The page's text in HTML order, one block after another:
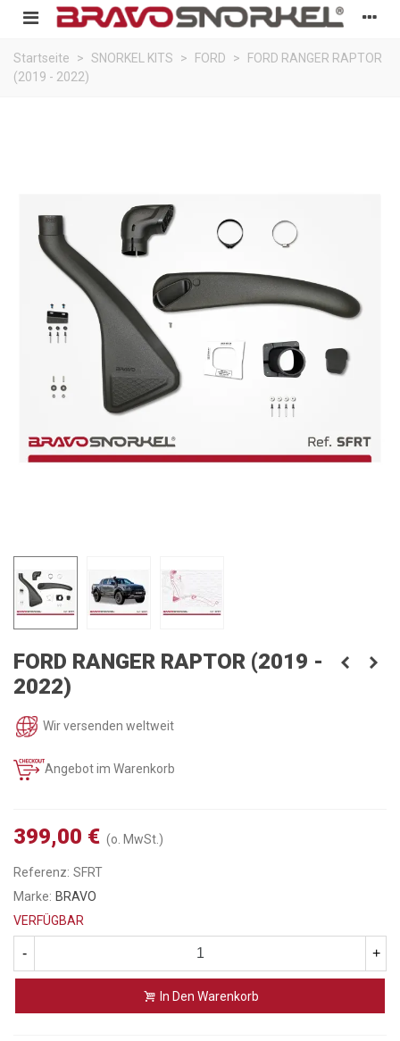
Startseite > SNORKEL KITS > FORD >
FORD RANGER RAPTOR
(2019 - 2022)
FORD RANGER RAPTOR (2019 -
2022)
Wir versenden weltweit
Angebot im Warenkorb
399,00 € (o. MwSt.)
Referenz: SFRT
Marke: BRAVO
VERFÜGBAR
- +
In Den Warenkorb